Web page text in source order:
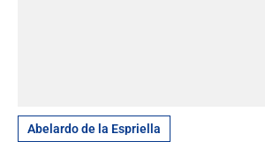
Abelardo de la Espriella